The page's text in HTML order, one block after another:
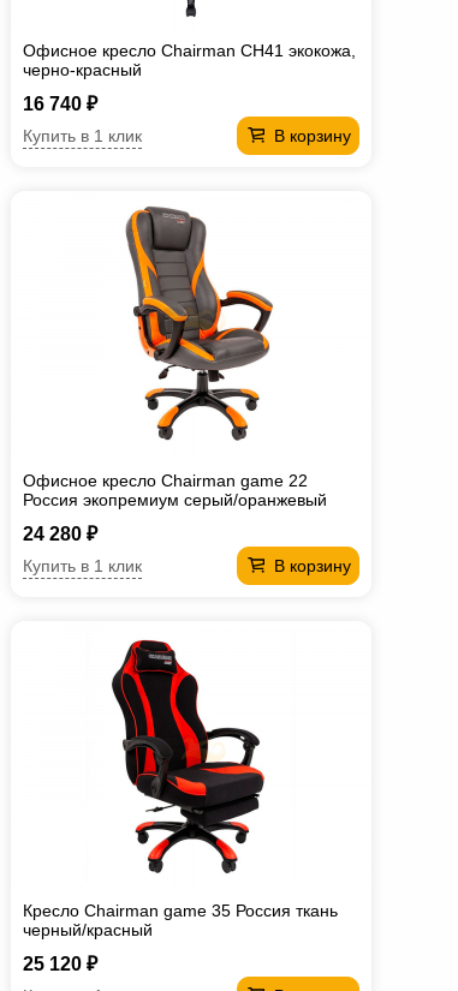
Офисное кресло Chairman CH41 экокожа,
черно-красный
16 740 ₽
В корзину
Купить в 1 клик
Офисное кресло Chairman game 22
Россия экопремиум серый/оранжевый
24 280 ₽
В корзину
Купить в 1 клик
Кресло Chairman game 35 Россия ткань
черный/красный
25 120 ₽